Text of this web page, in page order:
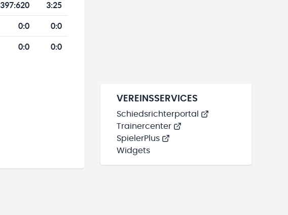
397:620 3:25
0:0 0:0
0:0 0:0
VEREINSSERVICES
Schiedsrichterportal
Trainercenter
SpielerPlus
Widgets